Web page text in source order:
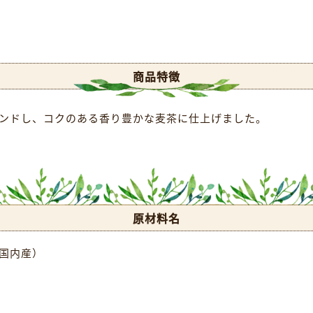
商品特徴
ドし、コクのある香り豊かな麦茶に仕上げました。
原材料名
内産）